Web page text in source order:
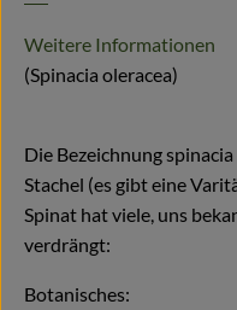
Weitere Informationen
(Spinacia
Die Bezeichnung
Stachel (es gibt eine
Spinat hat viele, uns
verdrängt:
Botanisches: